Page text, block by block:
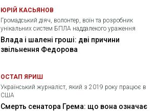
ЮРІЙ КАСЬЯНОВ
Громадський діяч, волонтер, воїн та розробник
унікальних систем БПЛА наддалекого ураження
Влада і шалені гроші: дві причини
звільнення Федорова
ОСТАП ЯРИШ
Український журналіст, який з 2019 року працює в
США
Смерть сенатора Грема: що вона означає